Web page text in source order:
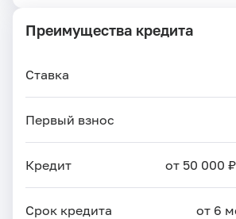
Преимущества кредита
Ставка
Первый взнос
Кредит от 50 000
Срок кредита от 6